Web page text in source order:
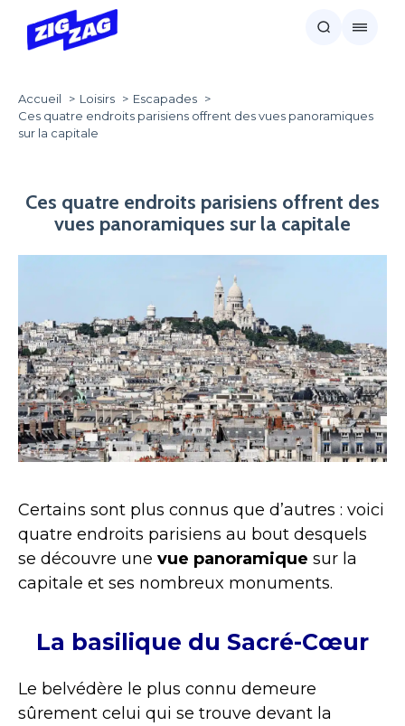
Accueil Loisirs
Escapades
Ces quatre endroits parisiens offrent des vues panoramiques
sur la capitale
Ces quatre endroits parisiens offrent des
vues panoramiques sur la capitale
Certains sont plus connus que d’autres : voici
quatre endroits parisiens au bout desquels
se découvre une vue panoramique sur la
capitale et ses nombreux monuments.
La basilique du Sacré-Cœur
Le belvédère le plus connu demeure
sûrement celui qui se trouve devant la